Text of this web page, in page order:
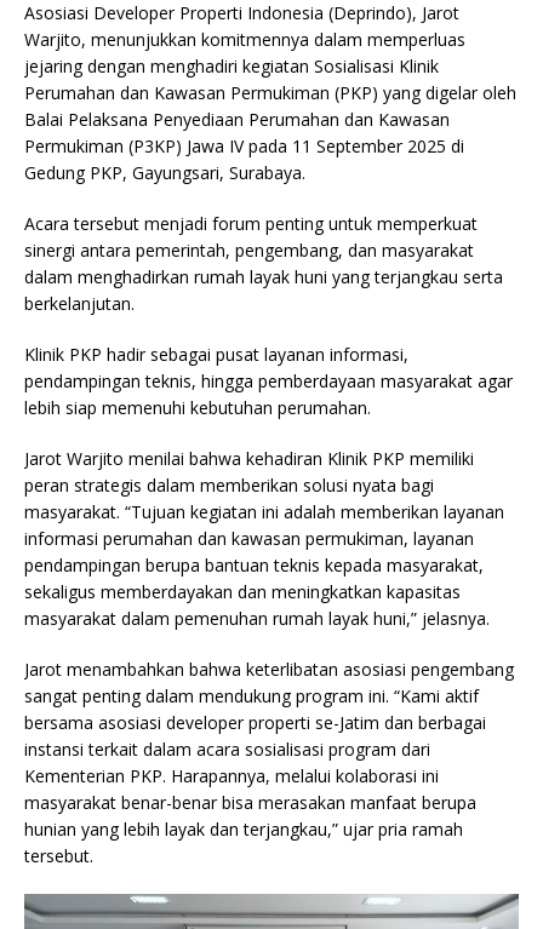
Asosiasi Developer Properti Indonesia (Deprindo), Jarot
Warjito, menunjukkan komitmennya dalam memperluas
jejaring dengan menghadiri kegiatan Sosialisasi Klinik
Perumahan dan Kawasan Permukiman (PKP) yang digelar oleh
Balai Pelaksana Penyediaan Perumahan dan Kawasan
Permukiman (P3KP) Jawa IV pada 11 September 2025 di
Gedung PKP, Gayungsari, Surabaya.
Acara tersebut menjadi forum penting untuk memperkuat
sinergi antara pemerintah, pengembang, dan masyarakat
dalam menghadirkan rumah layak huni yang terjangkau serta
berkelanjutan.
Klinik PKP hadir sebagai pusat layanan informasi,
pendampingan teknis, hingga pemberdayaan masyarakat agar
lebih siap memenuhi kebutuhan perumahan.
Jarot Warjito menilai bahwa kehadiran Klinik PKP memiliki
peran strategis dalam memberikan solusi nyata bagi
masyarakat. “Tujuan kegiatan ini adalah memberikan layanan
informasi perumahan dan kawasan permukiman, layanan
pendampingan berupa bantuan teknis kepada masyarakat,
sekaligus memberdayakan dan meningkatkan kapasitas
masyarakat dalam pemenuhan rumah layak huni,” jelasnya.
Jarot menambahkan bahwa keterlibatan asosiasi pengembang
sangat penting dalam mendukung program ini. “Kami aktif
bersama asosiasi developer properti se-Jatim dan berbagai
instansi terkait dalam acara sosialisasi program dari
Kementerian PKP. Harapannya, melalui kolaborasi ini
masyarakat benar-benar bisa merasakan manfaat berupa
hunian yang lebih layak dan terjangkau,” ujar pria ramah
tersebut.